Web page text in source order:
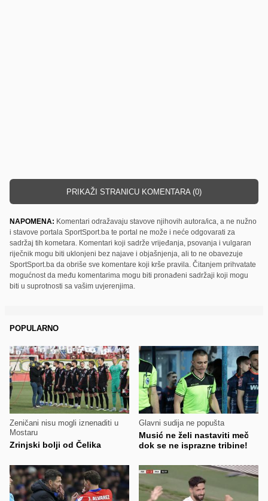
PRIKAŽI STRANICU KOMENTARA (0)
NAPOMENA: Komentari odražavaju stavove njihovih autora/ica, a ne nužno
i stavove portala SportSport.ba te portal ne može i neće odgovarati za
sadržaj tih kometara. Komentari koji sadrže vrijeđanja, psovanja i vulgaran
riječnik mogu biti uklonjeni bez najave i objašnjenja, ali to ne obavezuje
SportSport.ba da obriše sve komentare koji krše pravila. Čitanjem prihvatate
mogućnost da među komentarima mogu biti pronađeni sadržaji koji mogu
biti u suprotnosti sa vašim uvjerenjima.
POPULARNO
Zeničani nisu mogli iznenaditi u
Mostaru
Zrinjski bolji od Čelika
Glavni sudija ne popušta
Musić ne želi nastaviti meč
dok se ne isprazne tribine!